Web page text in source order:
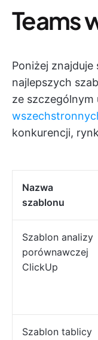
Teams
Poniżej znajduje
najlepszych
ze szczególnym
konkurencji,
Nazwa
szablonu
Szablon analizy
porównawczej
ClickUp
Szablon tablicy